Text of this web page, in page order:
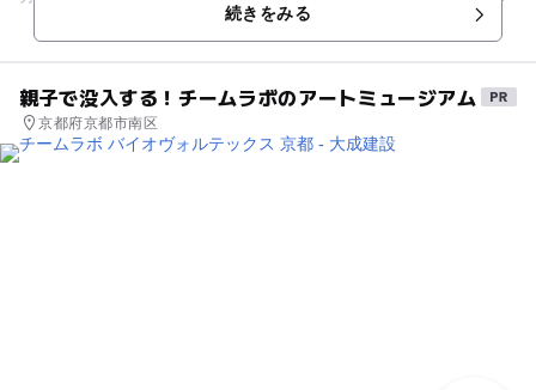
ど、まるで不思議な国を旅す...続きをみる
親子で没入する！チームラボのアートミュージアム
京都府京都市南区